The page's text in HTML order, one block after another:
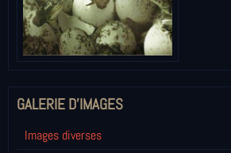
GALERIE D'IMAGES
Images diverses